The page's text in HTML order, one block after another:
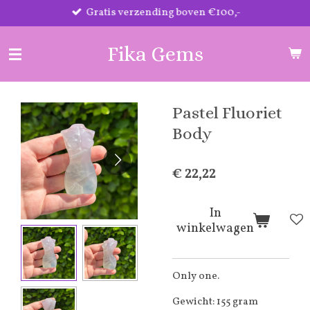
direct
de
Gratis verzending boven €100,-
Fika Gems
Pastel Fluoriet
Body
€ 22,22
In
winkelwagen
Only one.
Gewicht: 155 gram